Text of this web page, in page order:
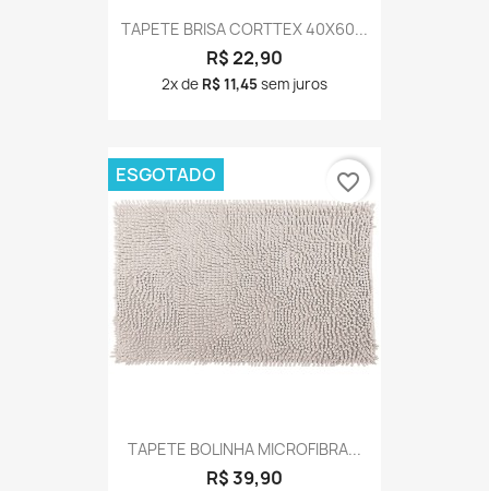
TAPETE BRISA CORTTEX 40X60...
R$ 22,90
2x de R$ 11,45sem juros
TAPETE BOLINHA MICROFIBRA...
R$ 39,90
ESGOTADO favorite_border